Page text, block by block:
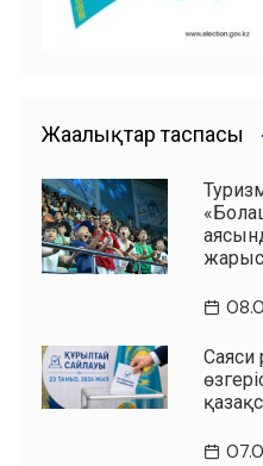
Жаңалықтар таспасы
Саяси